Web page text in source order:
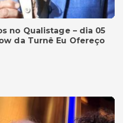
no Qualistage – dia 05
da Turnê Eu Ofereço